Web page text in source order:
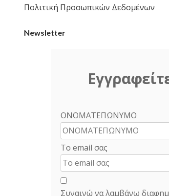
Πολιτική Προσωπικών Δεδομένων
Newsletter
ΟΝΟΜΑΤΕΠΩΝΥΜΟ
Το email σας
Συναινώ να λαμβάνω